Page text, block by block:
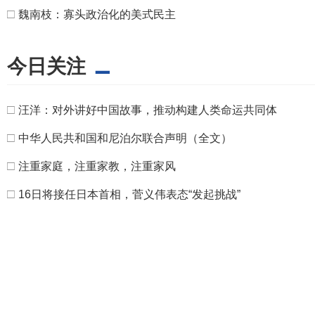
□ 魏南枝：寡头政治化的美式民主
今日关注
□ 汪洋：对外讲好中国故事，推动构建人类命运共同体
□ 中华人民共和国和尼泊尔联合声明（全文）
□ 注重家庭，注重家教，注重家风
□ 16日将接任日本首相，菅义伟表态“发起挑战”